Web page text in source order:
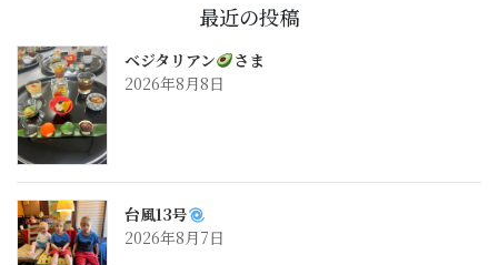
最近の投稿
ベジタリアン
さま
2026年8月8日
台風13号
2026年8月7日